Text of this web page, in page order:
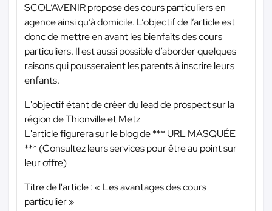
SCOL’AVENIR propose des cours particuliers en
agence ainsi qu’à domicile. L’objectif de l’article est
donc de mettre en avant les bienfaits des cours
particuliers. Il est aussi possible d’aborder quelques
raisons qui pousseraient les parents à inscrire leurs
enfants.
L'objectif étant de créer du lead de prospect sur la
région de Thionville et Metz
L'article figurera sur le blog de*** URL MASQUÉE
*** (Consultez leurs services pour être au point sur
leur offre)
Titre de l'article : « Les avantages des cours
particulier »